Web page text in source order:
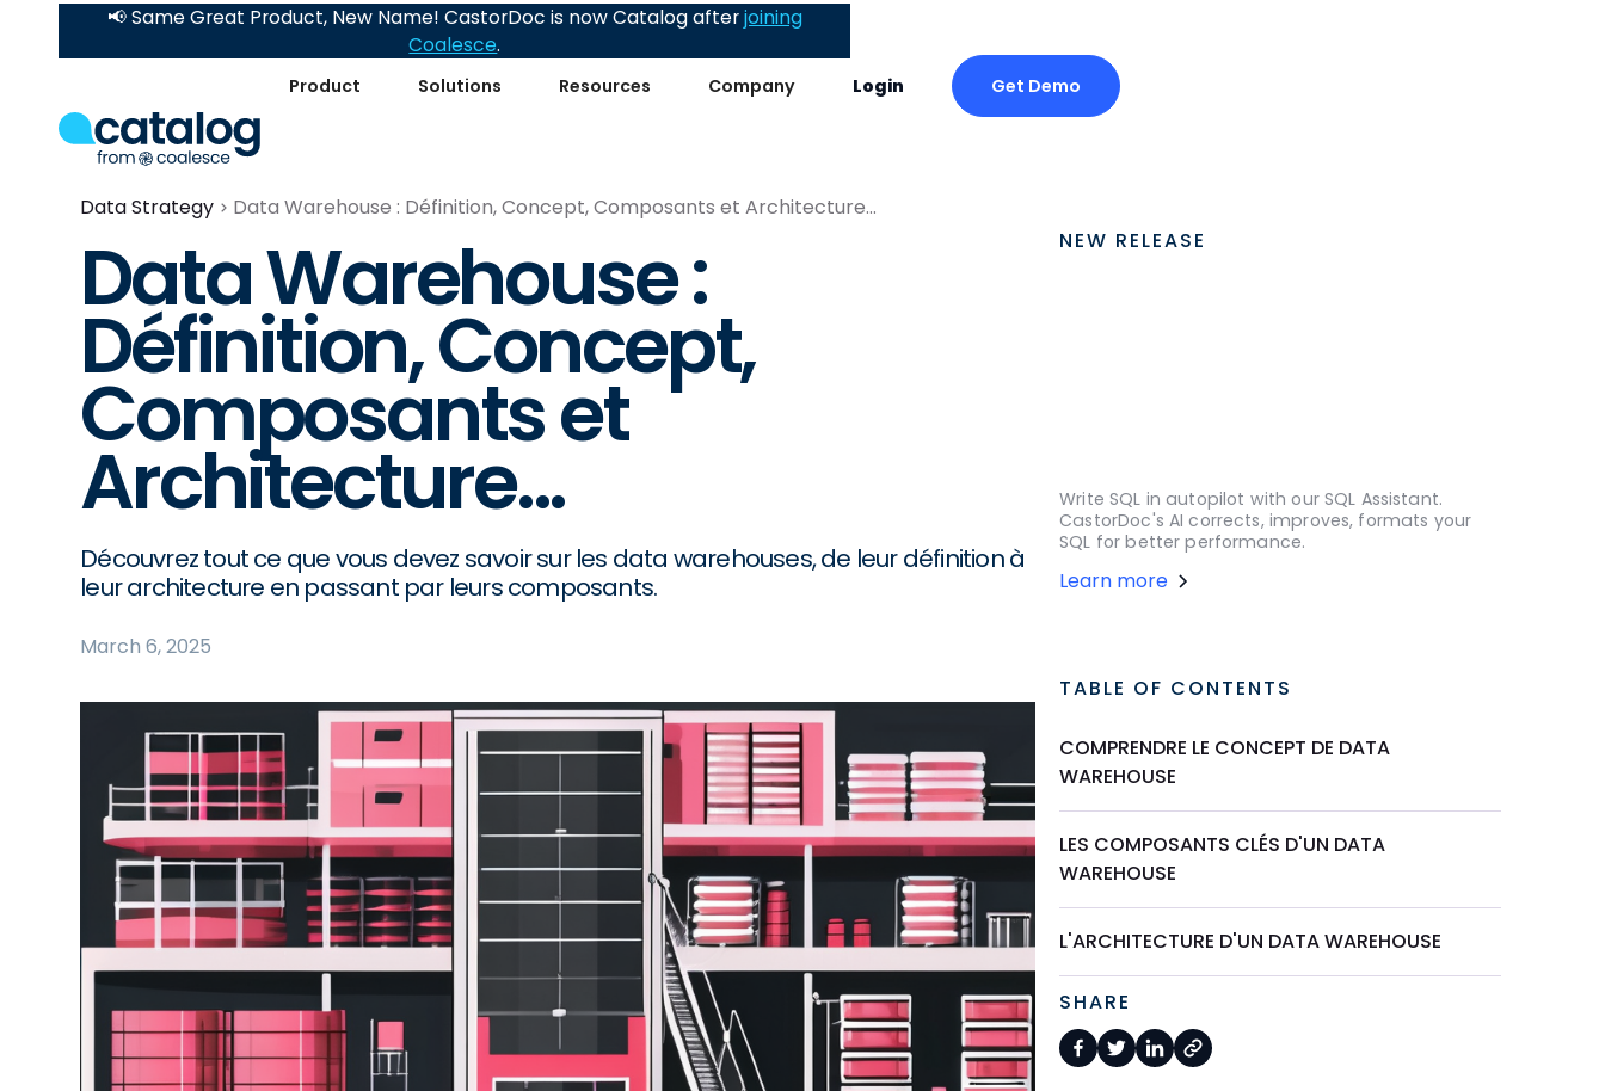
Product Solutions Resources Company Login Get Demo
📢 Same Great Product, New Name! CastorDoc is now Catalog afterjoining
Coalesce.
Data Strategy Data Warehouse : Définition, Concept, Composants et Architecture...
Data Warehouse :
Définition, Concept,
Composants et
Architecture...
Découvrez tout ce que vous devez savoir sur les data warehouses, de leur définition à
leur architecture en passant par leurs composants.
March 6, 2025
NEW RELEASE
Write SQL in autopilot with our SQL Assistant.
CastorDoc's AI corrects, improves, formats your
SQL for better performance.
Learn more
TABLE OF CONTENTS
COMPRENDRE LE CONCEPT DE DATA
WAREHOUSE
LES COMPOSANTS CLÉS D'UN DATA
WAREHOUSE
L'ARCHITECTURE D'UN DATA WAREHOUSE
SHARE